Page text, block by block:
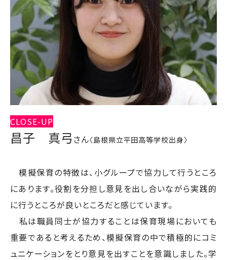
CLOSE-UP
昌子 真弓さん〈島根県立平田高等学校出身〉
模擬保育の特徴は、小グループで協力して行うところ
にあります。役割を分担し意見を出し合いながら実践的
に行うところが良いところだと感じています。
私は職員同士が協力することは保育現場においても
重要であると考えるため、模擬保育の中で積極的にコミ
ュニケーションをとり意見を出すことを意識しました。学